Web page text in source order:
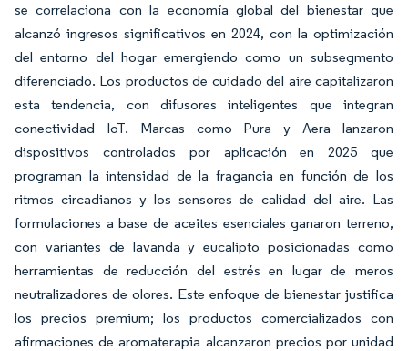
se correlaciona con la economía global del bienestar que
alcanzó ingresos significativos en 2024, con la optimización
del entorno del hogar emergiendo como un subsegmento
diferenciado. Los productos de cuidado del aire capitalizaron
esta tendencia, con difusores inteligentes que integran
conectividad IoT. Marcas como Pura y Aera lanzaron
dispositivos controlados por aplicación en 2025 que
programan la intensidad de la fragancia en función de los
ritmos circadianos y los sensores de calidad del aire. Las
formulaciones a base de aceites esenciales ganaron terreno,
con variantes de lavanda y eucalipto posicionadas como
herramientas de reducción del estrés en lugar de meros
neutralizadores de olores. Este enfoque de bienestar justifica
los precios premium; los productos comercializados con
afirmaciones de aromaterapia alcanzaron precios por unidad